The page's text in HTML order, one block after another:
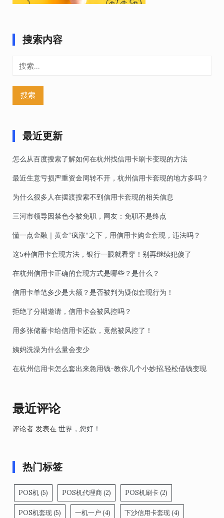
搜索内容
最近更新
怎么从百度搜索了解如何在杭州找信用卡刷卡变现的方法
最近生意亏损严重资金周转不开，杭州信用卡套现的地方多吗？
为什么很多人在摆渡搜索不到信用卡套现的相关信息
三河市领导因禁色令被免职，网友：免职不是终点
懂一点金融｜黄金“疯涨”之下，用信用卡购金套现，违法吗？
这5种信用卡套现方法，银行一眼就看穿！别再继续犯傻了
在杭州信用卡正确的套现方式是哪些？是什么？
信用卡单笔多少是大额？是否被判为疑似套现行为！
拒绝了分期邀请，信用卡会被风控吗？
用多张储蓄卡给信用卡还款，竟然被风控了！
姨妈洗澡为什么量会变少
在杭州信用卡怎么套出来急用钱-教你几个小妙招,轻松借钱变现
最近评论
评论者 发表在 世界，您好！
热门标签
POS机(5) POS机代理商(2) POS机刷卡(2)
POS机套现(5) 一机一户 (4) 下沙信用卡套现(4)